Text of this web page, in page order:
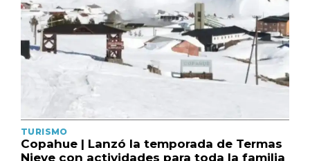
TURISMO
Copahue | Lanzó la temporada de Termas
Nieve con actividades para toda la familia